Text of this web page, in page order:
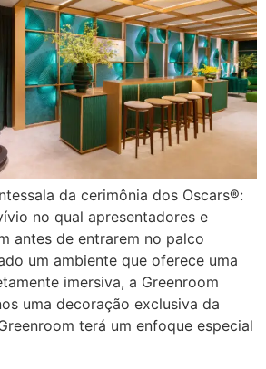
da cerimônia dos Oscars®:
no qual apresentadores e
antes de entrarem no palco
um ambiente que oferece uma
imersiva, a Greenroom
uma decoração exclusiva da
terá um enfoque especial